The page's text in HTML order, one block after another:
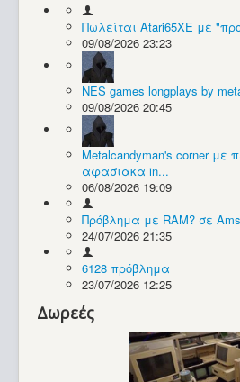
Συλλογές / Projects
Πωλείται Atari65XE με
09/08/2026 23:23
NES games longplays by
09/08/2026 20:45
Metalcandyman's corner με
αφασιακα in...
06/08/2026 19:09
Πρόβλημα με RAM? σε
24/07/2026 21:35
6128 πρόβλημα
23/07/2026 12:25
Δωρεές